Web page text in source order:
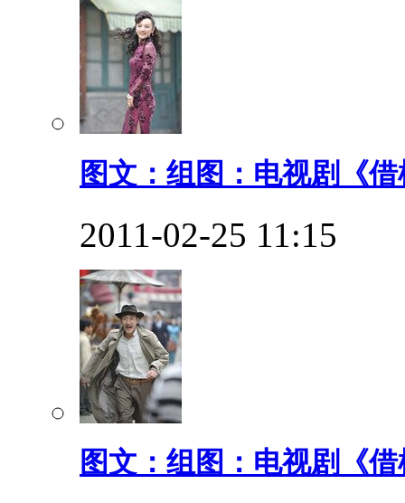
图文：组图：电视剧《
2011-02-25 11:15
图文：组图：电视剧《